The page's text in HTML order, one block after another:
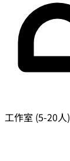
工作室 (5-20人)